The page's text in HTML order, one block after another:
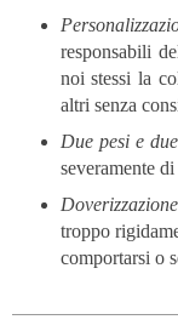
responsabili
noi stessi la
altri senza
Due pesi e
severamente
troppo
comportarsi o